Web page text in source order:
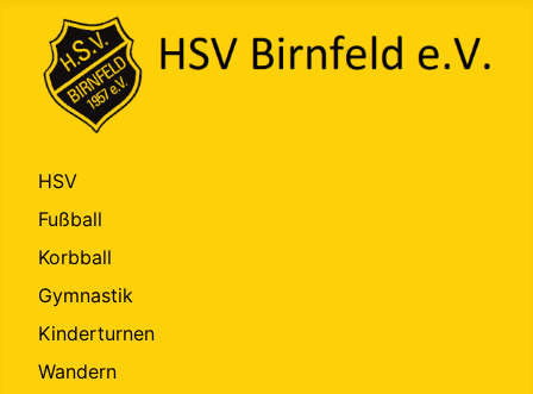
HSV
Fußball
Korbball
Gymnastik
Kinderturnen
Wandern